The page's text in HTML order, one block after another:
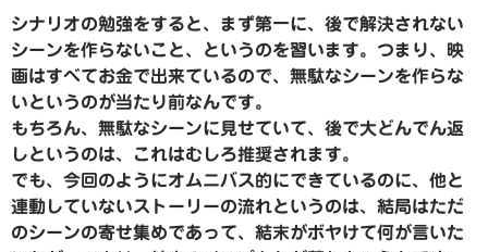
シナリオの勉強をすると、まず第一に、後で解決されない
シーンを作らないこと、というのを習います。つまり、映
画はすべてお金で出来ているので、無駄なシーンを作らな
いというのが当たり前なんです。
もちろん、無駄なシーンに見せていて、後で大どんでん返
しというのは、これはむしろ推奨されます。
でも、今回のようにオムニバス的にできているのに、他と
連動していないストーリーの流れというのは、結局はただ
のシーンの寄せ集めであって、結末がボヤけて何が言いた